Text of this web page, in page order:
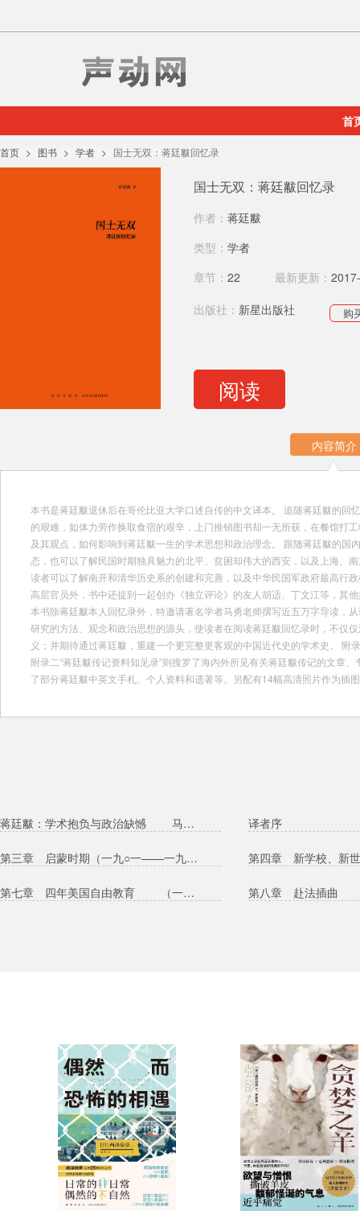
首
首页 图书 学者 国士无双：蒋廷黻回忆录
国士无双：蒋廷黻回忆录
作者： 蒋廷黻
类型： 学者
章节： 22 最新更新：
出版社： 新星出版社 购
阅读
内容简介
本书是蒋廷黻退休后在哥伦比亚大学口述自传的中文译本。 追随蒋廷黻的
的艰难，如体力劳作换取食宿的艰辛，上门推销图书却一无所获，在餐馆打
及其观点，如何影响到蒋廷黻一生的学术思想和政治理念。 跟随蒋廷黻的
态，也可以了解民国时期独具魅力的北平、贫困却伟大的西安，以及上海、
读者可以了解南开和清华历史系的创建和完善，以及中华民国军政府最高行
高层官员外，书中还提到一起创办《独立评论》的友人胡适、丁文江等，其
本书除蒋廷黻本人回忆录外，特邀请著名学者马勇老师撰写近五万字导读，
研究的方法、观念和政治思想的源头，使读者在阅读蒋廷黻回忆录时，不仅
义；并期待通过蒋廷黻，重建一个更完整更客观的中国近代史的学术史。
附录二“蒋廷黻传记资料知见录”则搜罗了海内外所见有关蒋廷黻传记的文章
了部分蒋廷黻中英文手札、个人资料和遗著等。另配有14幅高清照片作为插
蒋廷黻：学术抱负与政治缺憾 马 勇 译者序
第三章 启蒙时期（一九○一——一九○五）
第七章 四年美国自由教育 （一九一四——一九一八） 第八章 赴法插曲